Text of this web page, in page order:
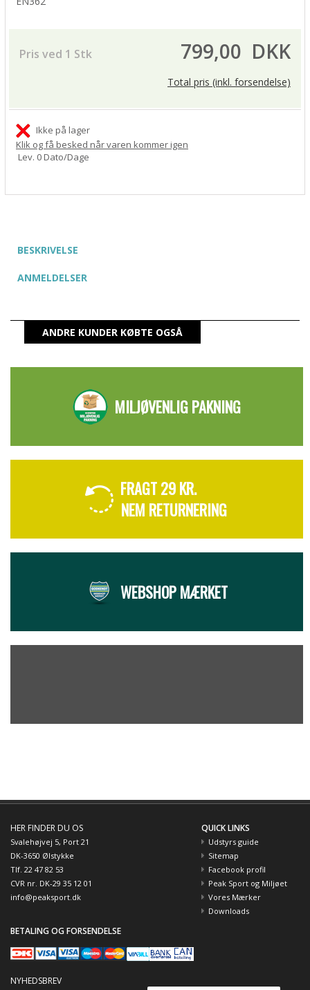
Pris ved 1 Stk 799,00 DKK
Total pris (inkl. forsendelse)
Ikke på lager
Klik og få besked når varen kommer igen
Lev. 0 Dato/Dage
BESKRIVELSE
ANMELDELSER
ANDRE KUNDER KØBTE OGSÅ
MILJØVENLIG PAKNING
FRAGT 29 KR.
NEM RETURNERING
WEBSHOP MÆRKET
HER FINDER DU OS
Svalehøjvej 5, Port 21
DK-3650 Ølstykke
Tlf. 22 47 82 53
CVR nr. DK-29 35 12 01
info@peaksport.dk
QUICK LINKS
Udstyrs guide
Sitemap
Facebook profil
Peak Sport og Miljøet
Vores Mærker
Downloads
BETALING OG FORSENDELSE
NYHEDSBREV